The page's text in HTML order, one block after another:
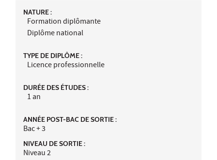
NATURE :
Formation diplômante
Diplôme national
TYPE DE DIPLÔME :
Licence professionnelle
DURÉE DES ÉTUDES :
1 an
ANNÉE POST-BAC DE SORTIE :
Bac + 3
NIVEAU DE SORTIE :
Niveau 2